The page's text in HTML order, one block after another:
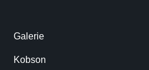
Galerie
Kobson